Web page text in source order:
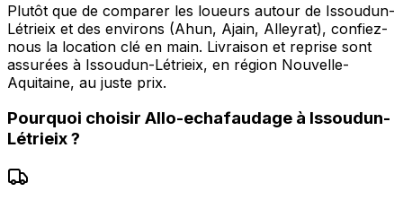
Plutôt que de comparer les loueurs autour de Issoudun-
Létrieix et des environs (Ahun, Ajain, Alleyrat), confiez-
nous la location clé en main. Livraison et reprise sont
assurées à Issoudun-Létrieix, en région Nouvelle-
Aquitaine, au juste prix.
Pourquoi choisir Allo-echafaudage à Issoudun-
Létrieix?